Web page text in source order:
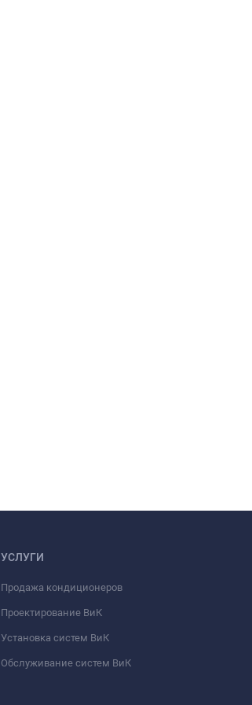
УСЛУГИ
Продажа кондиционеров
Проектирование ВиК
Установка систем ВиК
Обслуживание систем ВиК